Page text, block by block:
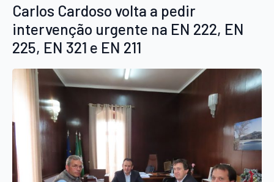
Carlos Cardoso volta a pedir
intervenção urgente na EN 222, EN
225, EN 321 e EN 211